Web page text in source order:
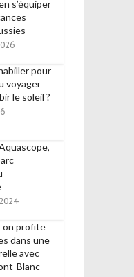
s’équiper
pour
voyager
le soleil ?
on profite
dans une
avec
Blanc